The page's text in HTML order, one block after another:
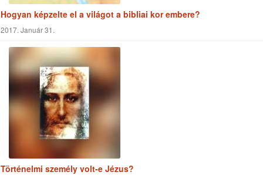
Hogyan képzelte el a világot a bibliai kor embere?
2017. Január 31.
Történelmi személy volt-e Jézus?